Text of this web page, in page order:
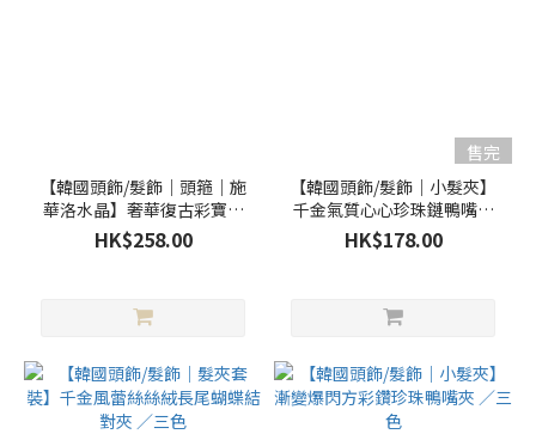
【韓國頭飾/髮飾｜頭箍｜施
華洛水晶】奢華復古彩寶絲
絨蝴蝶結鴨嘴夾／2色
HK$258.00
售完
【韓國頭飾/髮飾｜小髮夾】
千金氣質心心珍珠鏈鴨嘴夾
／2色
HK$178.00